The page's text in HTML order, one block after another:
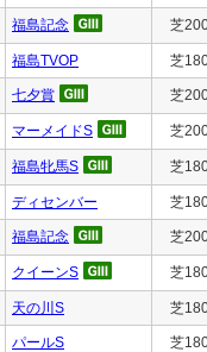
福島記念 芝
福島TVOP 芝
七夕賞 芝
マーメイドS 芝
福島牝馬S 芝
ディセンバー 芝
福島記念 芝
クイーンS 芝
天の川S 芝
パールS 芝